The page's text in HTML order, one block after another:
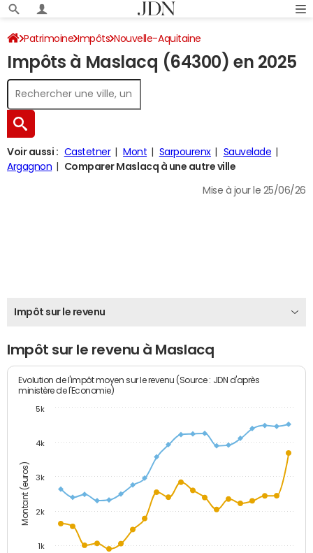
Patrimoine Impôts Nouvelle-Aquitaine
Pyrénées-Atlantiques Maslacq Impôt sur le revenu
Impôts à Maslacq (64300) en 2025
Voir aussi : Castetner Mont Sarpourenx
Sauvelade
Argagnon
Comparer Maslacq à une autre ville
Mise à jour le 25/06/26
Impôt sur le revenu
Impôt sur le revenu à Maslacq
Montant (euros)
Evolution de l'impôt moyen sur le revenu (Source : JDN d'après
ministère de l'Economie)
1k
2k
3k
4k
5k